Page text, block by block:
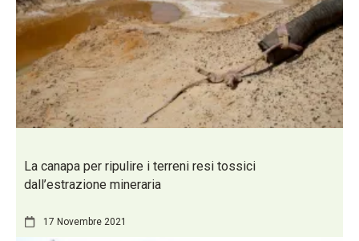
La canapa per ripulire i terreni resi tossici
dall’estrazione mineraria
17 Novembre 2021